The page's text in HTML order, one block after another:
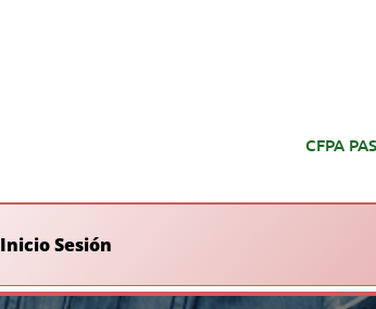
CFPA
Inicio Sesión